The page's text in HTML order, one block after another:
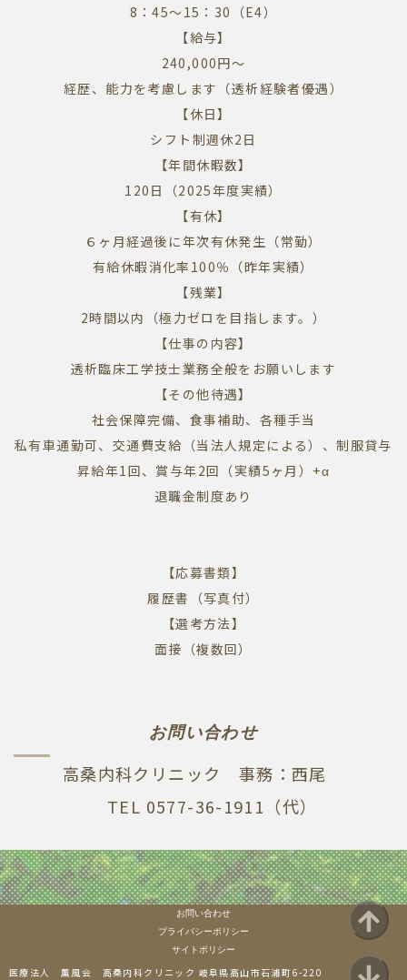
8：45～15：30（E4）
【給与】
240,000円～
経歴、能力を考慮します（透析経験者優遇）
【休日】
シフト制週休2日
【年間休暇数】
120日（2025年度実績）
【有休】
６ヶ月経過後に年次有休発生（常勤）
有給休暇消化率100％（昨年実績）
【残業】
2時間以内（極力ゼロを目指します。）
【仕事の内容】
透析臨床工学技士業務全般をお願いします
【その他待遇】
社会保障完備、食事補助、各種手当
私有車通勤可、交通費支給（当法人規定による）、制服貸与
昇給年1回、賞与年2回（実績5ヶ月）+α
退職金制度あり
【応募書類】
履歴書（写真付）
【選考方法】
面接（複数回）
お問い合わせ
高桑内科クリニック 事務：西尾
TEL 0577-36-1911（代）
お問い合わせ
プライバシーポリシー
サイトポリシー
医療法人 薫風会 高桑内科クリニック 岐阜県高山市石浦町6-220